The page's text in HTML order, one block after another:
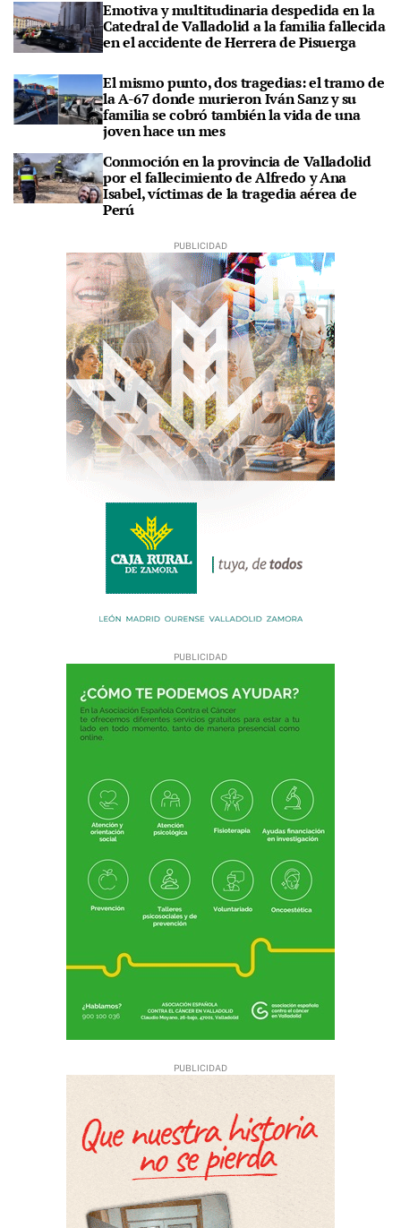
Emotiva y multitudinaria despedida en la
Catedral de Valladolid a la familia fallecida
en el accidente de Herrera de Pisuerga
El mismo punto, dos tragedias: el tramo de
la A-67 donde murieron Iván Sanz y su
familia se cobró también la vida de una
joven hace un mes
Conmoción en la provincia de Valladolid
por el fallecimiento de Alfredo y Ana
Isabel, víctimas de la tragedia aérea de
Perú